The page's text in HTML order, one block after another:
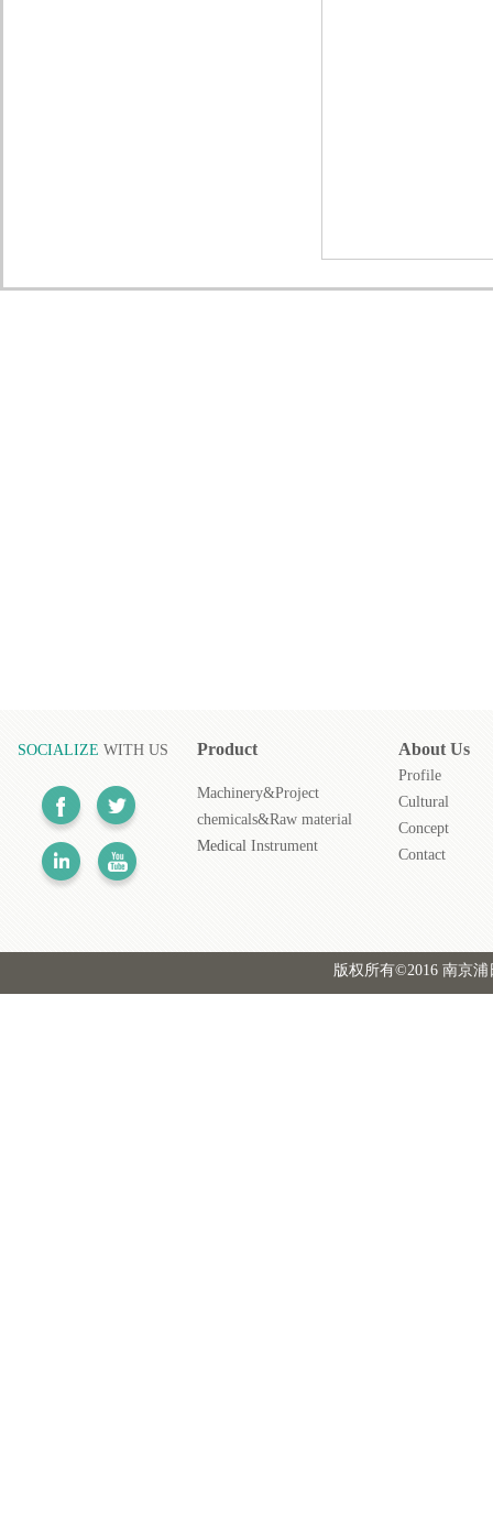
Product
Machinery&Project
chemicals&Raw material
Medical Instrument
SOCIALIZE WITH US About Us
Profile
Cultural
Concept
Contact
版权所有©2016 南京浦